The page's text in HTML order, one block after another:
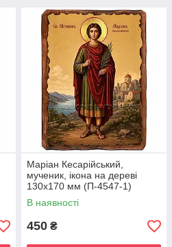
Маріан Кесарійський,
мученик, ікона на дереві
130х170 мм (П-4547-1)
В наявності
450 ₴